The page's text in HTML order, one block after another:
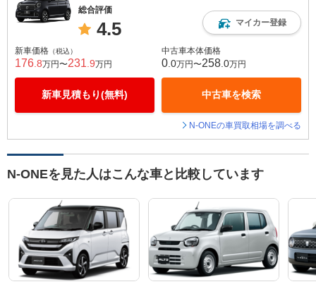
総合評価
4.5 マイカー登録
新車価格 （税込）
176 .8万円〜231 .9万円
新車見積もり(無料)
中古車本体価格
0 .0万円〜258 .0万円
中古車を検索
N-ONEの車買取相場を調べる
N-ONEを見た人はこんな車と比較しています